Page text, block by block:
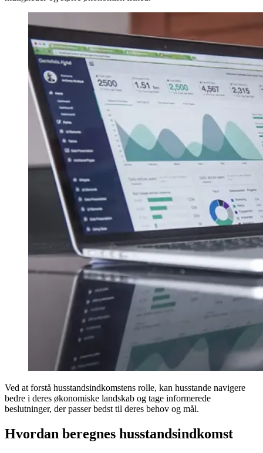
Ved at forstå husstandsindkomstens rolle, kan husstande navigere
bedre i deres økonomiske landskab og tage informerede
beslutninger, der passer bedst til deres behov og mål.
Hvordan beregnes husstandsindkomst